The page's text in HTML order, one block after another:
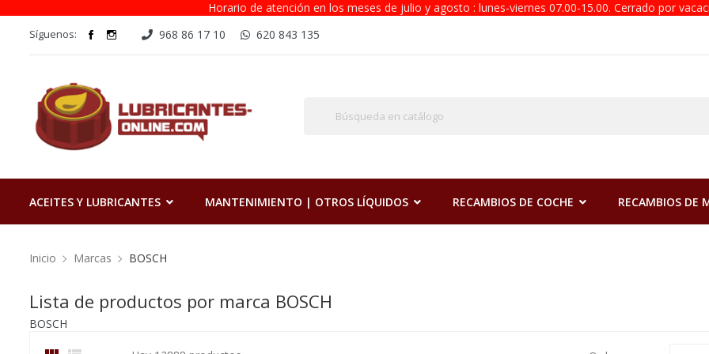
Horario de atención en los meses de julio y agosto : lunes-viernes 07.00-15.00. Cerrado por
Síguenos: 968 86 17 10 620 843 135
ACEITES Y LUBRICANTES MANTENIMIENTO | OTROS LÍQUIDOS RECAMBIOS DE COCHE RECAMBIOS DE
Inicio Marcas BOSCH
Lista de productos por marca BOSCH
BOSCH